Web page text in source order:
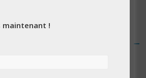
de politiciens Canadiens pour Donald
maintenant !